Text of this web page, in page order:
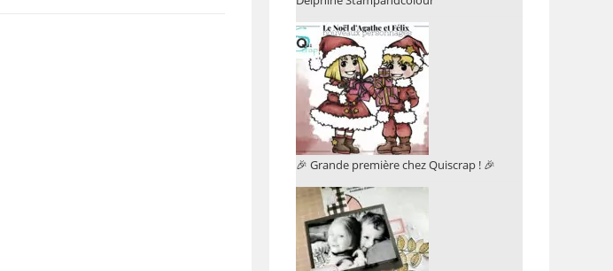
🎉 Grande première chez Quiscrap ! 🎉